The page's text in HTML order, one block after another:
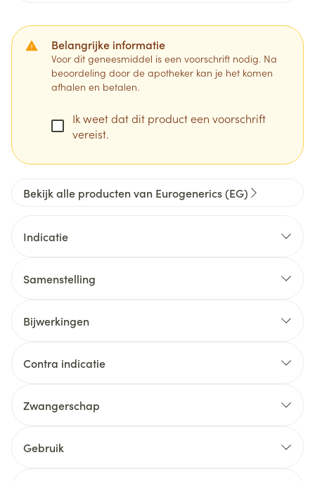
Belangrijke informatie
Voor dit geneesmiddel is een voorschrift nodig. Na
beoordeling door de apotheker kan je het komen
afhalen en betalen.
Ik weet dat dit product een voorschrift
vereist.
Bekijk alle producten van Eurogenerics (EG)
Indicatie
Samenstelling
Bijwerkingen
Contra indicatie
Zwangerschap
Gebruik